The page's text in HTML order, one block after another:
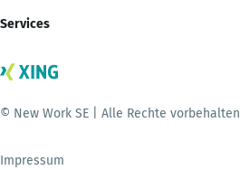
Services
© New Work SE | Alle Rechte vorbehalten
Impressum